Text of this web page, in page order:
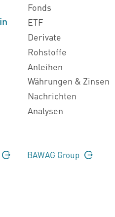
Fonds
ETF
Derivate
Rohstoffe
Anleihen
Währungen & Zinsen
Nachrichten
Analysen
BAWAG Group